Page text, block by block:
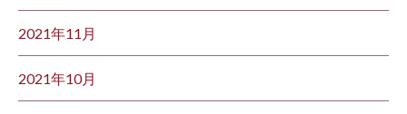
2021年11月
2021年10月